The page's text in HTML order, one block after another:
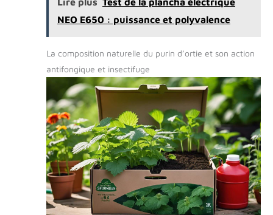
polyvalent pour la maison,
les festivals, la
NEO E650 : puissance et polyvalence
La composition naturelle du purin d’ortie et son action
antifongique et insectifuge